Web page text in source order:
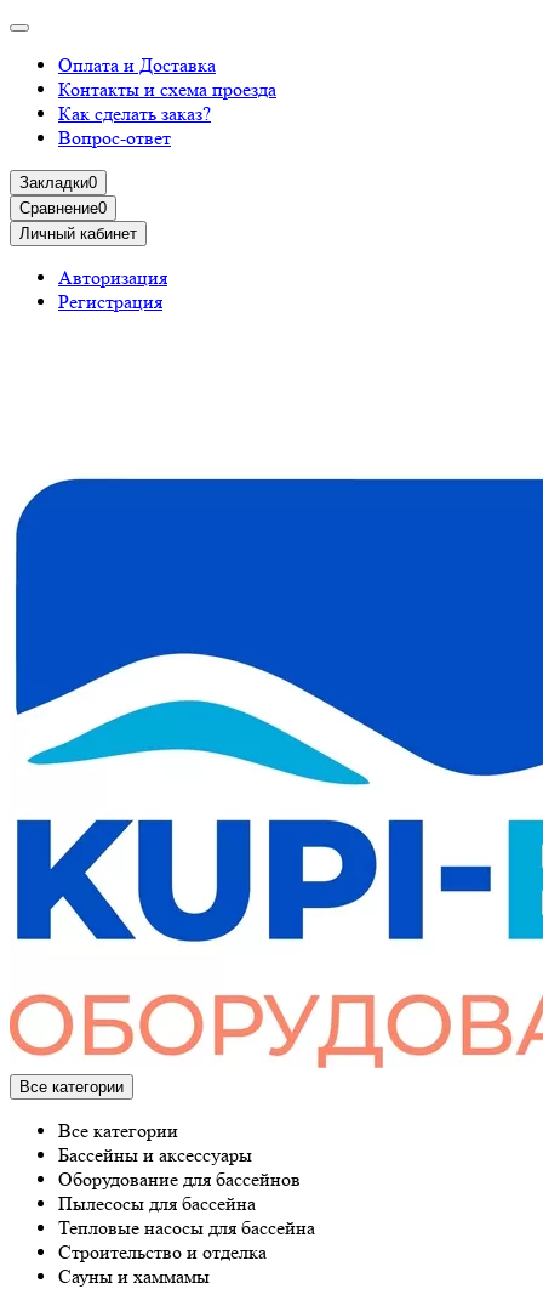
Оплата и Доставка
Контакты и схема проезда
Как сделать заказ?
Вопрос-ответ
Закладки0
Сравнение0
Личный кабинет
Авторизация
Регистрация
Все категории
Все категории
Бассейны и аксессуары
Оборудование для бассейнов
Пылесосы для бассейна
Тепловые насосы для бассейна
Строительство и отделка
Сауны и хаммамы